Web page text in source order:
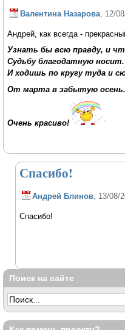
Валентина Назарова , 12/
Андрей, как всегда -
Узнать бы всю правду, и
Судьбу благодатную носит.
И ходишь по кругу туда и
От марта в забытую осень.
Очень красиво!
Спасибо!
Андрей Блинов , 13/08/
Спасибо!
Поиск на сайте